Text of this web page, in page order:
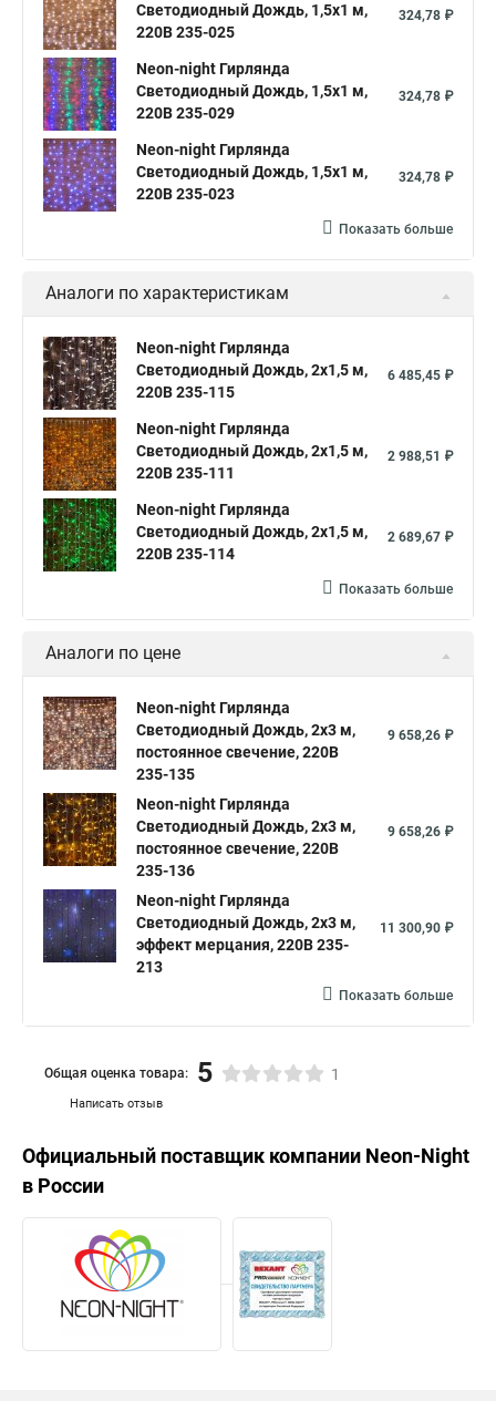
Светодиодный Дождь, 1,5х1 м,
220В 235-025
324,78 ₽
Neon-night Гирлянда
Светодиодный Дождь, 1,5х1 м,
220В 235-029
324,78 ₽
Neon-night Гирлянда
Светодиодный Дождь, 1,5х1 м,
220В 235-023
324,78 ₽
Показать больше
Аналоги по характеристикам
Neon-night Гирлянда
Светодиодный Дождь, 2х1,5 м,
220В 235-115
6 485,45 ₽
Neon-night Гирлянда
Светодиодный Дождь, 2х1,5 м,
220В 235-111
2 988,51 ₽
Neon-night Гирлянда
Светодиодный Дождь, 2х1,5 м,
220В 235-114
2 689,67 ₽
Показать больше
Аналоги по цене
Neon-night Гирлянда
Светодиодный Дождь, 2х3 м,
постоянное свечение, 220В
235-135
9 658,26 ₽
Neon-night Гирлянда
Светодиодный Дождь, 2х3 м,
постоянное свечение, 220В
235-136
9 658,26 ₽
Neon-night Гирлянда
Светодиодный Дождь, 2х3 м,
эффект мерцания, 220В 235-
213
11 300,90 ₽
Показать больше
Написать отзыв
Общая оценка товара: 5 1
Официальный поставщик компании Neon-Night
в России